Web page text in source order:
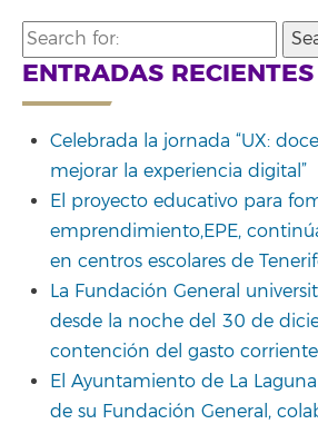
Search
for:
ENTRADAS RECIENTES
Celebrada la jornada “UX:
mejorar la experiencia digital”
El proyecto educativo para
emprendimiento,EPE,
en centros escolares de
La Fundación General
desde la noche del 30 de
contención del gasto
El Ayuntamiento de La Laguna
de su Fundación General,